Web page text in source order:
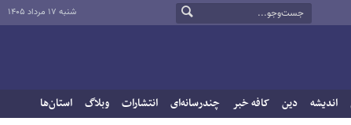
شنبه ۱۷ مرداد ۱۴۰۵
اندیشه دین کافه خبر چندرسانه‌ای انتشارات وبلاگ استان‌ها